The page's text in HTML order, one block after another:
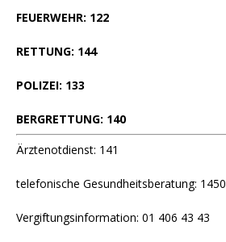
FEUERWEHR: 122
RETTUNG: 144
POLIZEI: 133
BERGRETTUNG: 140
Ärztenotdienst: 141
telefonische Gesundheitsberatung: 1450
Vergiftungsinformation: 01 406 43 43